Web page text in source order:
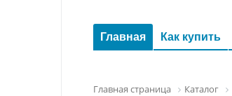
Главная Как купить
Главная страница Каталог